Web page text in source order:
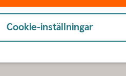
Cookie-inställningar